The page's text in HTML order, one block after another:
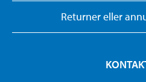
Returner eller